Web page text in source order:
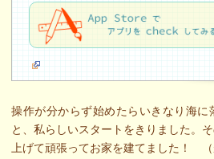
操作が分からず始めたらいきなり海に
と、私らしいスタートをきりました。
上げて頑張ってお家を建てました！